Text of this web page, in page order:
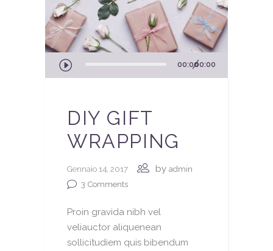
Audio
Player
00:0000:00
DIY GIFT
WRAPPING
Gennaio 14, 2017 by admin
3 Comments
Proin gravida nibh vel
veliauctor aliquenean
sollicitudiem quis bibendum